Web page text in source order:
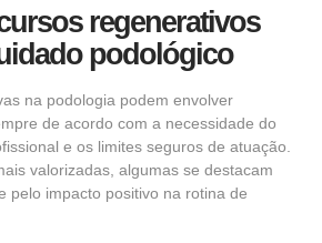
regenerativos
podológico
na podologia podem envolver
de acordo com a necessidade do
e os limites seguros de atuação.
valorizadas, algumas se destacam
pelo impacto positivo na rotina de